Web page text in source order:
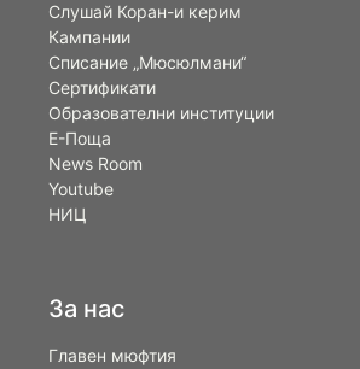
Слушай Коран-и керим
Кампании
Списание „Мюсюлмани“
Сертификати
Образователни институции
Е-Поща
News Room
Youtube
НИЦ
За нас
Главен мюфтия